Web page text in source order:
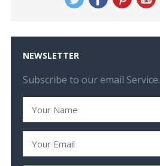
NEWSLETTER
Subscribe to our email Service.